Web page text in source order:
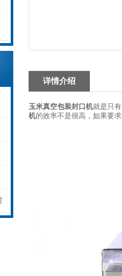
详情介绍
玉米真空包装封口机就是只
机的效率不是很高，如果要